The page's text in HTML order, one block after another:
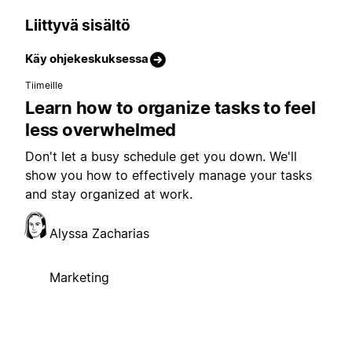
Liittyvä sisältö
Käy ohjekeskuksessa
Tiimeille
Learn how to organize tasks to feel
less overwhelmed
Don't let a busy schedule get you down. We'll
show you how to effectively manage your tasks
and stay organized at work.
Alyssa Zacharias
Marketing